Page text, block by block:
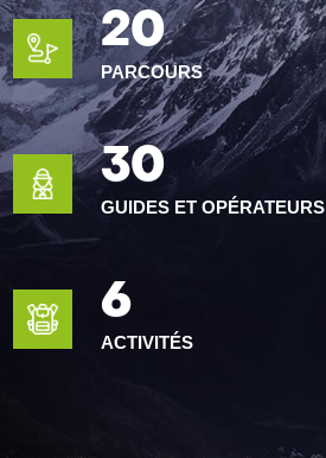
20
PARCOURS
30
GUIDES ET OPÉRATEURS
6
ACTIVITÉS